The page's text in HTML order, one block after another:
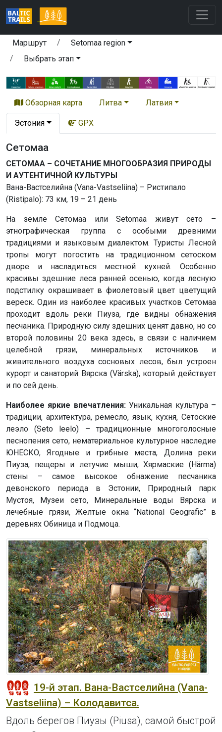
Маршрут
Setomaa region
Выбрать этап
Обзорная карта Литва Латвия
Эстония GPX
Сетомаа
СЕТОМАА – СОЧЕТАНИЕ МНОГООБРАЗИЯ ПРИРОДЫ
И АУТЕНТИЧНОЙ КУЛЬТУРЫ
Вана-Вастселийна (Vana-Vastseliina) – Ристипало
(Ristipalo): 73 км, 19 – 21 день
На земле Сетомаа или Setomaa живут сето –
этнографическая группа с особыми древними
традициями и языковым диалектом. Туристы Лесной
тропы могут погостить на традиционном сетоском
дворе и насладиться местной кухней. Особенно
красивы здешние леса ранней осенью, когда лесную
подстилку окрашивает в фиолетовый цвет цветущий
вереск. Один из наиболее красивых участков Сетомаа
проходит вдоль реки Пиуза, где видны обнажения
песчаника. Природную силу здешних ценят давно, но со
второй половины 20 века здесь, в связи с наличием
целебной грязи, минеральных источников и
живительного воздуха сосновых лесов, был устроен
курорт и санаторий Вярска (Värska), который действует
и по сей день.
Наиболее яркие впечатления:Уникальная культура –
традиции, архитектура, ремесло, язык, кухня, Сетоские
леэло (Seto leelo) – традиционные многоголосные
песнопения сето, нематериальное культурное наследие
ЮНЕСКО, Ягодные и грибные места, Долина реки
Пиуза, пещеры и летучие мыши, Хярмаские (Härma)
стены – самое высокое обнажение песчаника
девонского периода в Эстонии, Природный парк
Мустоя, Музеи сето, Минеральные воды Вярска и
лечебные грязи, Желтые окна “National Geografic” в
деревнях Обиница и Подмоца.
19-й этап. Вана-Вастселийна (Vana-
Vastseliina) – Колодавитса.
Вдоль берегов Пиузы (Piusa), самой быстрой